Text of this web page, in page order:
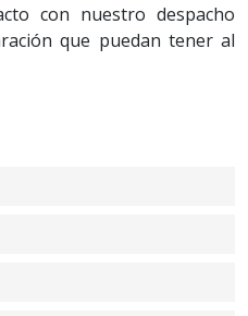
con nuestro despacho
que puedan tener al